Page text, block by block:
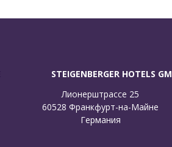
STEIGENBERGER HOTELS
Лионерштрассе 25
60528 Франкфурт-на-Майне
Германия